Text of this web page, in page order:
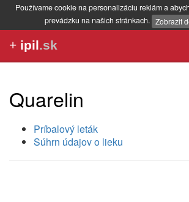
Používame cookie na personalizáciu reklám a
prevádzku na našich stránkach. Zobrazit
+ ipil.sk
Quarelin
Príbalový leták
Súhrn údajov o lieku